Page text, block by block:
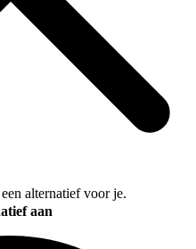
alternatief voor je.
aan